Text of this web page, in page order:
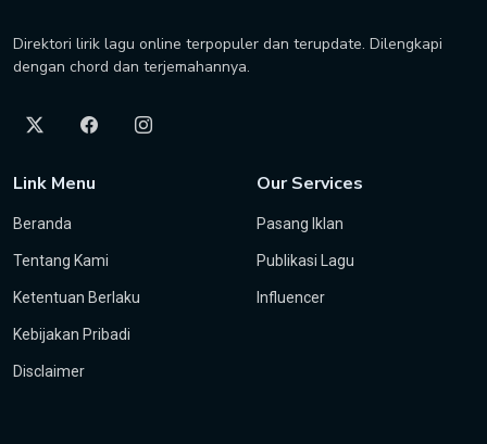
Direktori lirik lagu online terpopuler dan terupdate. Dilengkapi
dengan chord dan terjemahannya.
Link Menu
Beranda
Tentang Kami
Ketentuan Berlaku
Kebijakan Pribadi
Disclaimer
Our Services
Pasang Iklan
Publikasi Lagu
Influencer